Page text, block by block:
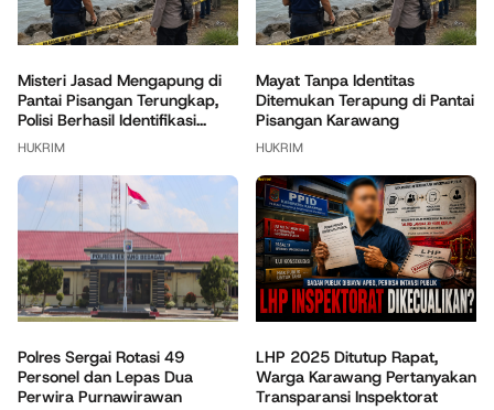
Misteri Jasad Mengapung di
Pantai Pisangan Terungkap,
Polisi Berhasil Identifikasi...
HUKRIM
Mayat Tanpa Identitas
Ditemukan Terapung di Pantai
Pisangan Karawang
HUKRIM
Polres Sergai Rotasi 49
Personel dan Lepas Dua
Perwira Purnawirawan
LHP 2025 Ditutup Rapat,
Warga Karawang Pertanyakan
Transparansi Inspektorat